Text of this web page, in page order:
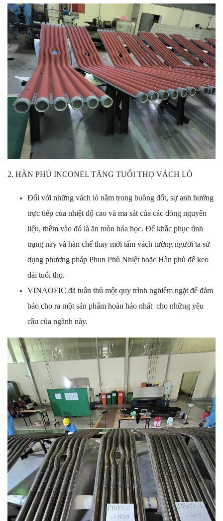
2. HÀN PHỦ INCONEL TĂNG TUỔI THỌ VÁCH LÒ
Đối với những vách lò nằm trong buồng đốt, sự anh hưởng
trực tiếp của nhiệt độ cao và ma sát của các dòng nguyên
liệu, thêm vào đó là ăn mòn hóa học. Để khắc phục tình
trạng này và hàn chế thay mới tấm vách tường người ta sử
dụng phương pháp Phun Phủ Nhiệt hoặc Hàn phủ để keo
dài tuổi thọ.
VINAOFIC đã tuân thủ một quy trình nghiêm ngặt để đảm
bảo cho ra một sản phẩm hoàn hảo nhất cho những yêu
cầu của ngành này.